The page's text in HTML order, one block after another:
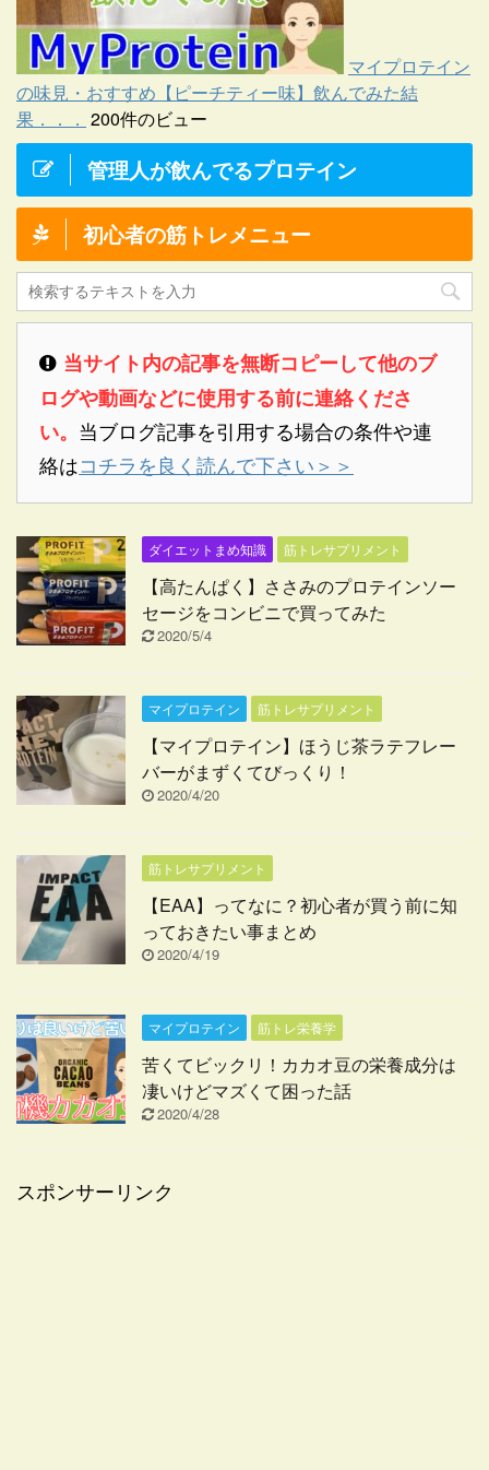
マイプロテイン
の味見・おすすめ【ピーチティー味】飲んでみた結
果．．． 200件のビュー
管理人が飲んでるプロテイン
初心者の筋トレメニュー
当サイト内の記事を無断コピーして他のブ
ログや動画などに使用する前に連絡くださ
い。 当ブログ記事を引用する場合の条件や連
絡はコチラを良く読んで下さい＞＞
ダイエットまめ知識 筋トレサプリメント
【高たんぱく】ささみのプロテインソー
セージをコンビニで買ってみた
2020/5/4
マイプロテイン 筋トレサプリメント
【マイプロテイン】ほうじ茶ラテフレー
バーがまずくてびっくり！
2020/4/20
筋トレサプリメント
【EAA】ってなに？初心者が買う前に知
っておきたい事まとめ
2020/4/19
マイプロテイン 筋トレ栄養学
苦くてビックリ！カカオ豆の栄養成分は
凄いけどマズくて困った話
2020/4/28
スポンサーリンク